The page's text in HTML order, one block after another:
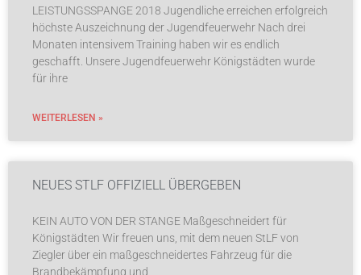
LEISTUNGSSPANGE 2018 Jugendliche erreichen erfolgreich
höchste Auszeichnung der Jugendfeuerwehr Nach drei
Monaten intensivem Training haben wir es endlich
geschafft. Unsere Jugendfeuerwehr Königstädten wurde
für ihre
WEITERLESEN »
NEUES STLF OFFIZIELL ÜBERGEBEN
KEIN AUTO VON DER STANGE Maßgeschneidert für
Königstädten Wir freuen uns, mit dem neuen StLF von
Ziegler über ein maßgeschneidertes Fahrzeug für die